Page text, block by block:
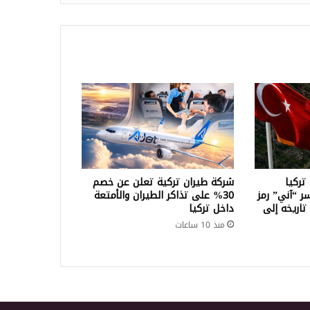
“آني” رمز
إلى
شركة طيران تركية تعلن عن خصم
30% على تذاكر الطيران والأمتعة
داخل تركيا
منذ 10 ساعات